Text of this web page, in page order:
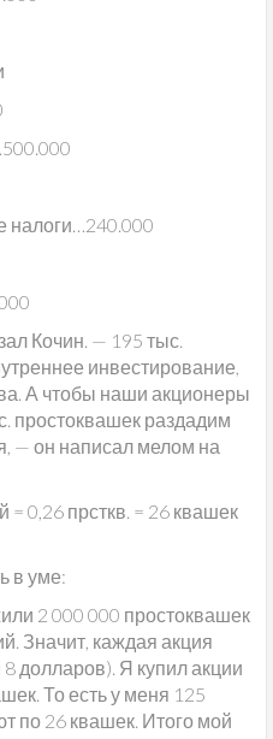
налоги…240.000
Кочин. — 195 тыс.
инвестирование,
А чтобы наши акционеры
простоквашек раздадим
— он написал мелом на
= 0,26 прсткв. = 26 квашек
в уме:
2 000 000 простоквашек
Значит, каждая акция
долларов). Я купил акции
То есть у меня 125
по 26 квашек. Итого мой